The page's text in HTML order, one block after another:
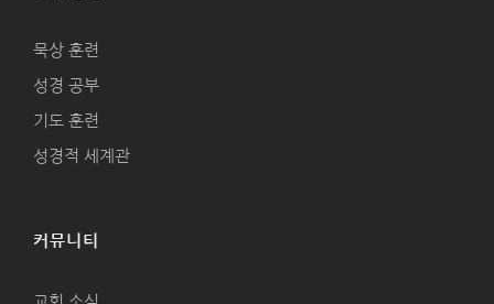
묵상 훈련
성경 공부
기도 훈련
성경적 세계관
커뮤니티